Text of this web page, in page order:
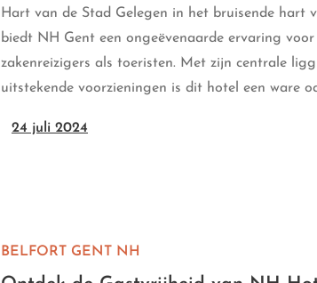
Hart van de Stad Gelegen in het bruisende hart
biedt NH Gent een ongeëvenaarde ervaring voor
zakenreizigers als toeristen. Met zijn centrale
uitstekende voorzieningen is dit hotel een ware
24 juli 2024
BELFORT GENT NH